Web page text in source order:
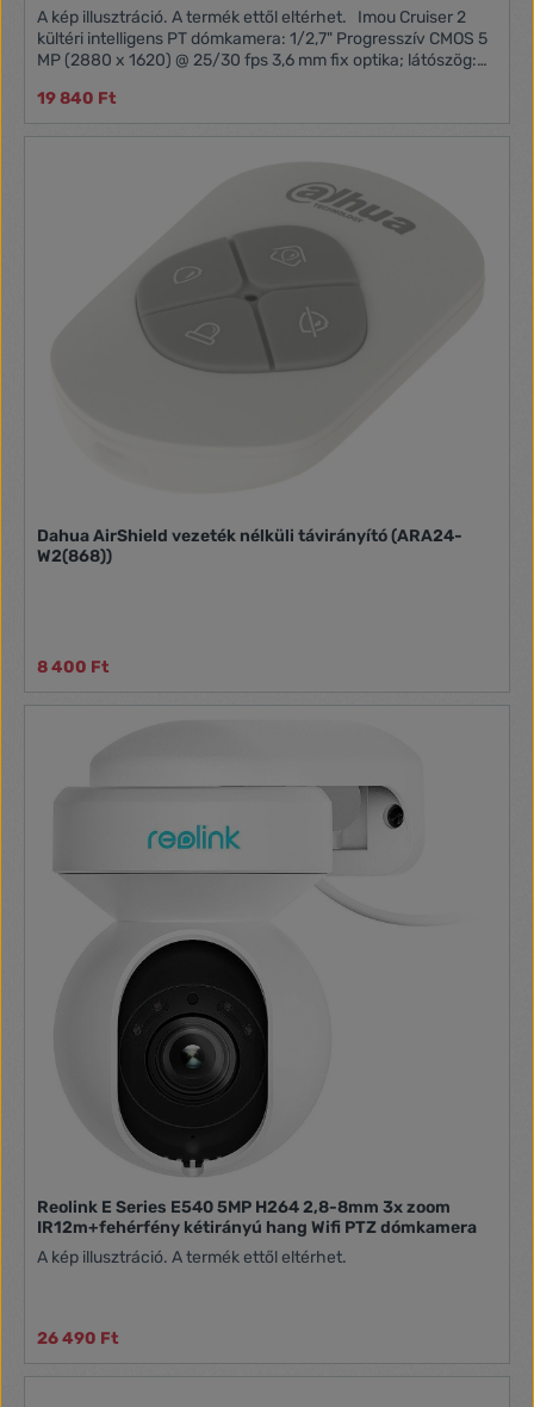
A kép illusztráció. A termék ettől eltérhet. Imou Cruiser 2
kültéri intelligens PT dómkamera: 1/2,7" Progresszív CMOS 5
MP (2880 x 1620) @ 25/30 fps 3,6 mm fix optika; látószög:
110 dB beépített sziréna 8x digitális zoom 1x 100Mbps
Ethernet port Wifi: IEEE802.11b/g/n ONVIF Android és iOS
Méret: 110,4 x 128,8 x 132,7 mm Súly: 370g IP66 védelem
19 840 Ft
Dahua AirShield vezeték nélküli távirányító (ARA24-
W2(868))
8 400 Ft
Reolink E Series E540 5MP H264 2,8-8mm 3x zoom
IR12m+fehérfény kétirányú hang Wifi PTZ dómkamera
A kép illusztráció. A termék ettől eltérhet.
26 490 Ft